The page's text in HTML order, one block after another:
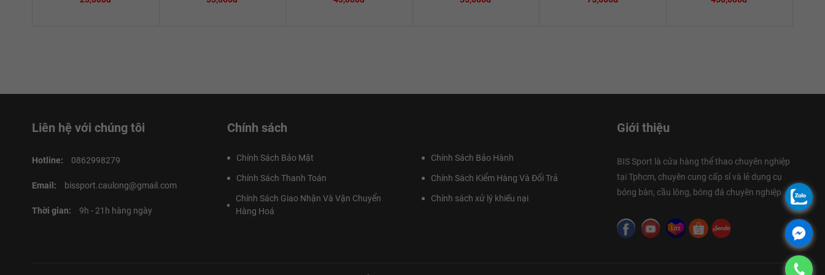
Liên hệ với chúng tôi
Hotline: 0862998279
Email: bissport.caulong@gmail.com
Thời gian: 9h - 21h hàng ngày
Chính sách
Chính Sách Bảo Mật Chính Sách Bảo Hành
Chính Sách Thanh Toán Chính Sách Kiểm Hàng Và Đổi Trả
Chính Sách Giao Nhận Và Vận Chuyển
Hàng Hoá
Chính sách xử lý khiếu nại
Giới thiệu
BIS Sport là cửa hàng thể thao chuyên nghiệp
tại Tphcm, chuyên cung cấp sỉ và lẻ dụng cụ
bóng bàn, cầu lông, bóng đá chuyên nghiệp